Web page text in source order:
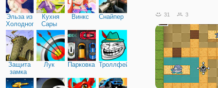
Эльза из
Холодного
сердца
Кухня
Сары
Винкс Снайпер
Защита
замка
Лук Парковка Троллфейс
препятствий и
водных аттракционах.
игрока
31 3